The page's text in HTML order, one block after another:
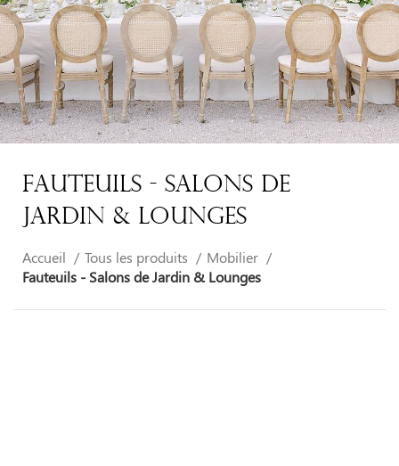
Fauteuils - Salons De
Jardin & Lounges
Accueil Tous les produits
Mobilier
Fauteuils - Salons de Jardin & Lounges